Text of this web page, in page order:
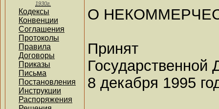
1930г.
Кодексы
Конвенции
Соглашения
Протоколы
Правила
Договоры
Приказы
Письма
Постановления
Инструкции
Распоряжения
О
Принят
Государственной
8 декабря 1995